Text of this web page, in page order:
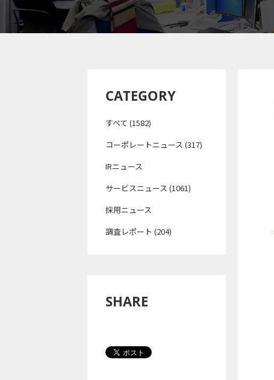
CATEGORY
すべて (1582)
コーポレートニュース (317)
IRニュース
サービスニュース (1061)
採用ニュース
調査レポート (204)
SHARE